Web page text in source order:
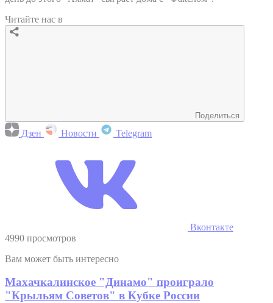
Читайте нас в
Поделиться
Дзен Новости Telegram
Вконтакте
4990 просмотров
Вам может быть интересно
Махачкалинское "Динамо" проиграло
"Крыльям Советов" в Кубке России